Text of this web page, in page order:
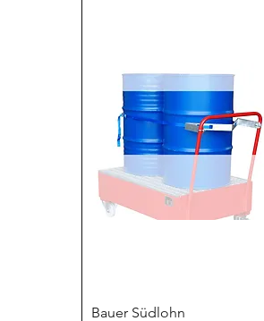
Schnellansicht
Bauer Südlohn